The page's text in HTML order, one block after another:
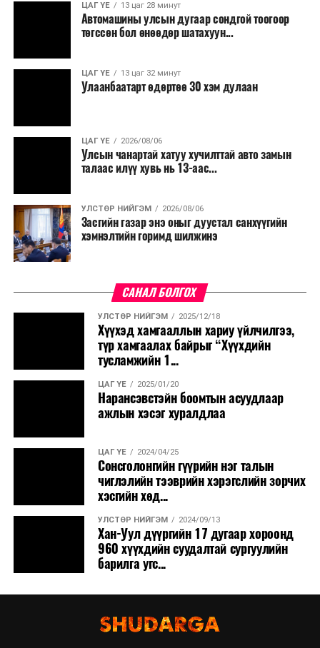
ЦАГ ҮЕ 13 цаг 28 минут
Автомашины улсын дугаар сондгой тоогоор
төгссөн бол өнөөдөр шатахуун...
ЦАГ ҮЕ 13 цаг 32 минут
Улаанбаатарт өдөртөө 30 хэм дулаан
ЦАГ ҮЕ 2026/08/06
Улсын чанартай хатуу хучилттай авто замын
талаас илүү хувь нь 13-аас...
УЛСТӨР НИЙГЭМ 2026/08/06
Засгийн газар энэ оныг дуустал санхүүгийн
хэмнэлтийн горимд шилжинэ
САНАЛ БОЛГОХ
УЛСТӨР НИЙГЭМ 2025/12/18
Хүүхэд хамгааллын хариу үйлчилгээ,
түр хамгаалах байрыг “Хүүхдийн
тусламжийн 1...
ЦАГ ҮЕ 2025/01/20
Нарансэвстэйн боомтын асуудлаар
ажлын хэсэг хуралдлаа
ЦАГ ҮЕ 2024/04/25
Сонсголонгийн гүүрийн нэг талын
чиглэлийн тээврийн хэрэгслийн зорчих
хэсгийн хөд...
УЛСТӨР НИЙГЭМ 2024/09/13
Хан-Уул дүүргийн 17 дугаар хороонд
960 хүүхдийн суудалтай сургуулийн
барилга угс...